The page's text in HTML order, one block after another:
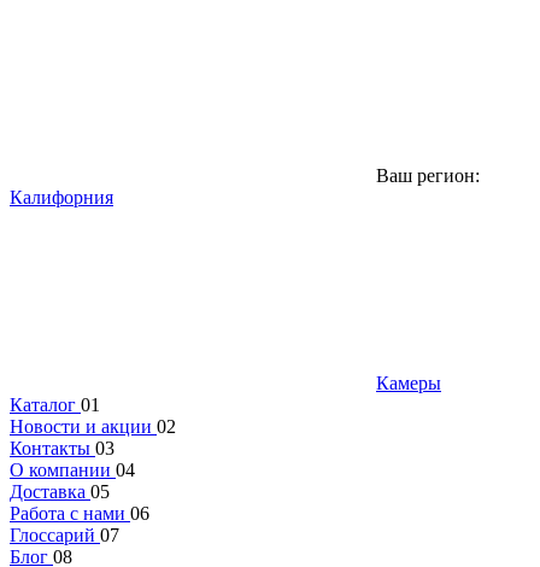
Ваш регион:
Калифорния
Камеры
Каталог 01
Новости и акции 02
Контакты 03
О компании 04
Доставка 05
Работа с нами 06
Глоссарий 07
Блог 08